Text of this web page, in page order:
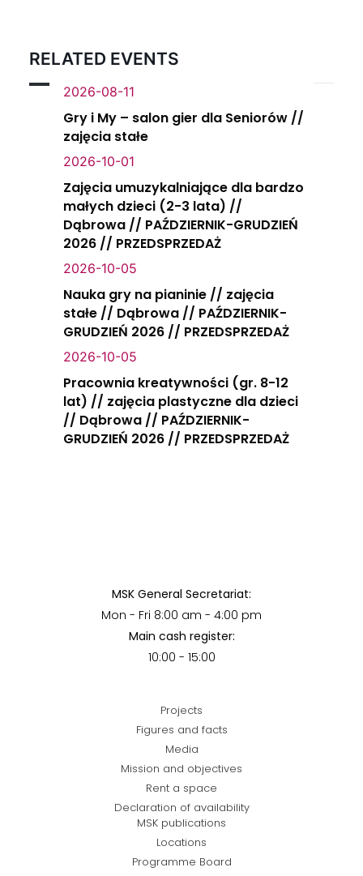
RELATED EVENTS
2026-08-11
Gry i My – salon gier dla Seniorów //
zajęcia stałe
2026-10-01
Zajęcia umuzykalniające dla bardzo
małych dzieci (2-3 lata) //
Dąbrowa // PAŹDZIERNIK-GRUDZIEŃ
2026 // PRZEDSPRZEDAŻ
2026-10-05
Nauka gry na pianinie // zajęcia
stałe // Dąbrowa // PAŹDZIERNIK-
GRUDZIEŃ 2026 // PRZEDSPRZEDAŻ
2026-10-05
Pracownia kreatywności (gr. 8-12
lat) // zajęcia plastyczne dla dzieci
// Dąbrowa // PAŹDZIERNIK-
GRUDZIEŃ 2026 // PRZEDSPRZEDAŻ
MSK General Secretariat:
Mon - Fri 8:00 am - 4:00 pm
Main cash register:
10:00 - 15:00
Projects
Figures and facts
Media
Mission and objectives
Rent a space
Declaration of availability
MSK publications
Locations
Programme Board